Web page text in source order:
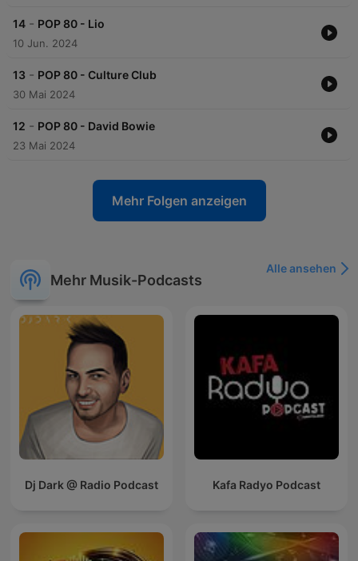
14 - POP 80 - Lio
10 Jun. 2024
13 - POP 80 - Culture Club
30 Mai 2024
12 - POP 80 - David Bowie
23 Mai 2024
Mehr Folgen anzeigen
Mehr Musik-Podcasts
Alle ansehen
Dj Dark @ Radio Podcast Kafa Radyo Podcast